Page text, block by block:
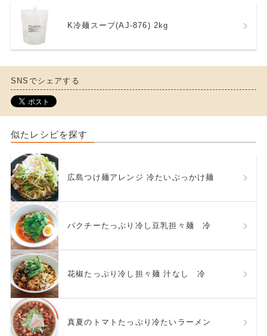
K冷麺スープ(AJ-876) 2kg
SNSでシェアする
似たレシピを探す
広島つけ麺アレンジ 冷たいぶっかけ麺
パクチーたっぷり冷し豆乳担々麺 冷
花椒たっぷり冷し担々麺 汁なし 冷
真夏のトマトたっぷり冷たいラーメン